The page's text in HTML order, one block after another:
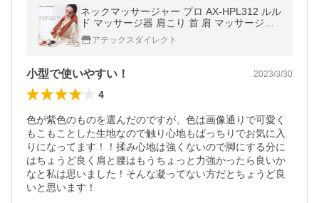
ネックマッサージャー プロ AX-HPL312 ルル
ド マッサージ器 肩こり 首 肩 マッサージ機
腰 爆買
アテックスダイレクト
小型で使いやすい！ 2023/3/30
4
色が紫色のものを選んだのですが、色は画像通りで可愛く
もこもことした生地なので触り心地もばっちりでお気に入
りになってます！！揉み心地は強くないので脚にする分に
はちょうど良く肩と腰はもうちょっと力強かったら良いか
なと私は思いました！そんな凝ってない方だとちょうど良
いと思います！